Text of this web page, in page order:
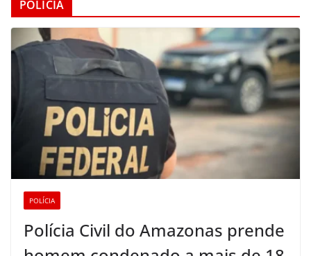
POLÍCIA
POLÍCIA
Polícia Civil do Amazonas prende